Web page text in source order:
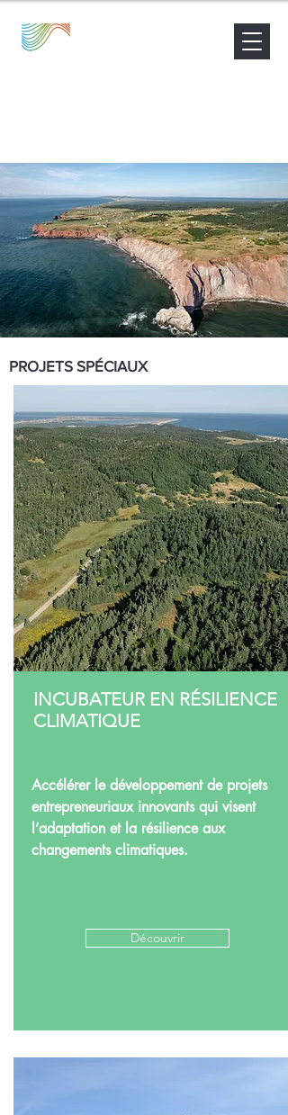
PROJETS SPÉCIAUX
INCUBATEUR EN RÉSILIENCE
CLIMATIQUE
Accélérer le développement de projets
entrepreneuriaux innovants qui visent
l’adaptation et la résilience aux
changements climatiques.
Découvrir